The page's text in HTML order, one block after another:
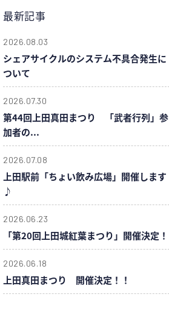
最新記事
2026.08.03
シェアサイクルのシステム不具合発生に
ついて
2026.07.30
第44回上田真田まつり 「武者行列」参
加者の...
2026.07.08
上田駅前「ちょい飲み広場」開催します
♪
2026.06.23
「第20回上田城紅葉まつり」開催決定！
2026.06.18
上田真田まつり 開催決定！！